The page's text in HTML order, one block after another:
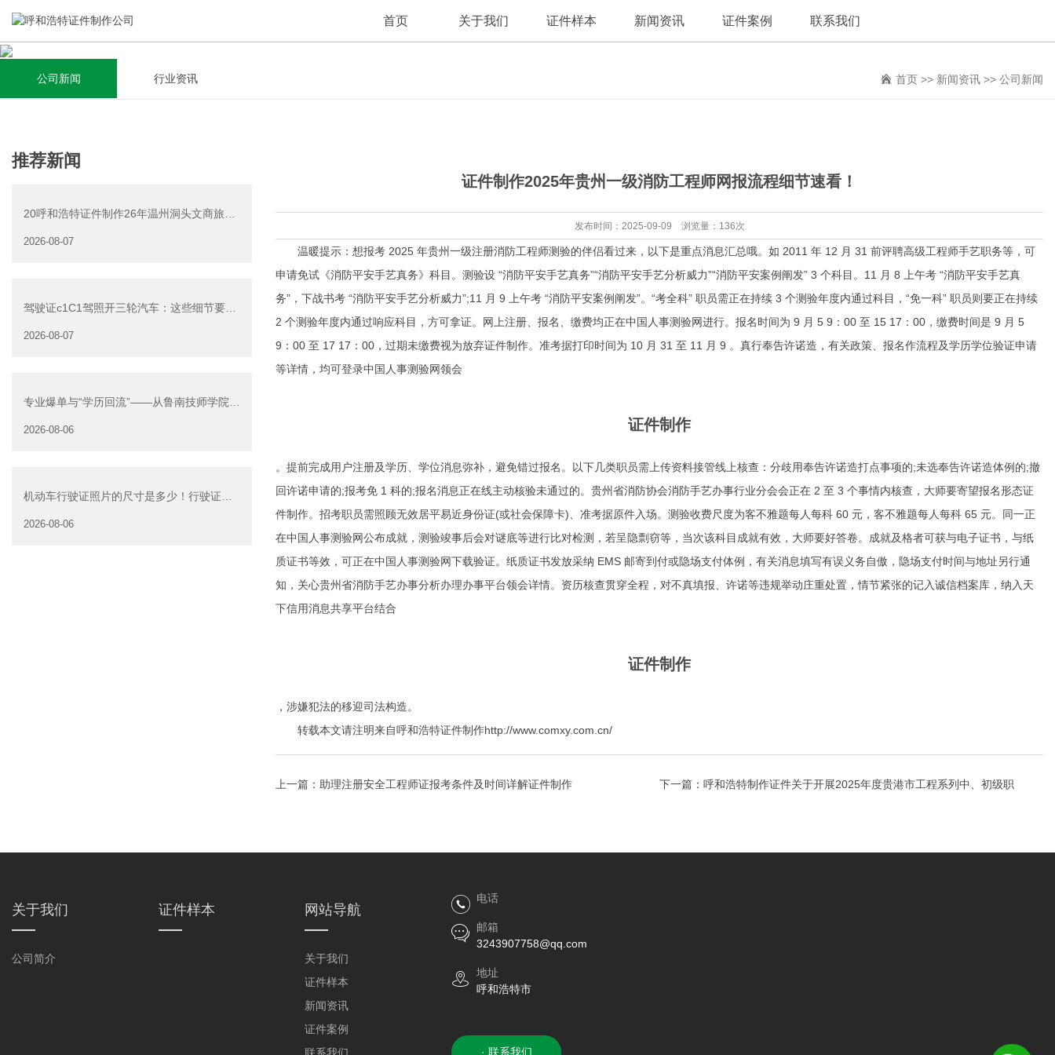
首页 关于我们
关于我们
集研发，设计，制造，安装于一体，多元化的定制需求，为上
千家企业提供过专业定制服务！
查看详情
证件样本 新闻资讯
新闻资讯
全自动流水线规模化生产，准时按期交货，年生产能力超过
40W万方米以上，拥有遍布全国的商务合作伙伴和较为完善的
查看详情
证件案例 联系我们
公司新闻 行业资讯 首页 >> 新闻资讯 >> 公司新闻
推荐新闻
20呼和浩特证件制作26年温州洞头文商旅游
2026-08-07
驾驶证c1C1驾照开三轮汽车：这些细节要注
2026-08-07
专业爆单与“学历回流”——从鲁南技师学院透
2026-08-06
机动车行驶证照片的尺寸是多少！行驶证照
2026-08-06
证件制作2025年贵州一级消防工程师网报流程细节速看！
发布时间：2025-09-09 浏览量：136次
温暖提示：想报考 2025 年贵州一级注册消防工程师测验的伴侣看过来，以下是重点消息汇总哦。如 2011 年 12 月 31 前评聘高级工程师手艺职务等，可
申请免试《消防平安手艺真务》科目。测验设 “消防平安手艺真务”“消防平安手艺分析威力”“消防平安案例阐发” 3 个科目。11 月 8 上午考 “消防平安手艺真
务”，下战书考 “消防平安手艺分析威力”;11 月 9 上午考 “消防平安案例阐发”。“考全科” 职员需正在持续 3 个测验年度内通过科目，“免一科” 职员则要正在持续
2 个测验年度内通过响应科目，方可拿证。网上注册、报名、缴费均正在中国人事测验网进行。报名时间为 9 月 5 9：00 至 15 17：00，缴费时间是 9 月 5
9：00 至 17 17：00，过期未缴费视为放弃证件制作。准考据打印时间为 10 月 31 至 11 月 9 。真行奉告许诺造，有关政策、报名作流程及学历学位验证申请
等详情，均可登录中国人事测验网领会
证件制作
。提前完成用户注册及学历、学位消息弥补，避免错过报名。以下几类职员需上传资料接管线上核查：分歧用奉告许诺造打点事项的;未选奉告许诺造体例的;撤
回许诺申请的;报考免 1 科的;报名消息正在线主动核验未通过的。贵州省消防协会消防手艺办事行业分会会正在 2 至 3 个事情内核查，大师要寄望报名形态证
件制作。招考职员需照顾无效居平易近身份证(或社会保障卡)、准考据原件入场。测验收费尺度为客不雅题每人每科 60 元，客不雅题每人每科 65 元。同一正
在中国人事测验网公布成就，测验竣事后会对谜底等进行比对检测，若呈隐剽窃等，当次该科目成就有效，大师要好答卷。成就及格者可获与电子证书，与纸
质证书等效，可正在中国人事测验网下载验证。纸质证书发放采纳 EMS 邮寄到付或隐场支付体例，有关消息填写有误义务自傲，隐场支付时间与地址另行通
知，关心贵州省消防手艺办事分析办理办事平台领会详情。资历核查贯穿全程，对不真填报、许诺等违规举动庄重处置，情节紧张的记入诚信档案库，纳入天
下信用消息共享平台结合
证件制作
，涉嫌犯法的移迎司法构造。
转载本文请注明来自呼和浩特证件制作http://www.comxy.com.cn/
上一篇： 助理注册安全工程师证报考条件及时间详解证件制作 下一篇： 呼和浩特制作证件关于开展2025年度贵港市工程系列中、初级职
关于我们
公司简介
证件样本 网站导航
关于我们
证件样本
新闻资讯
证件案例
联系我们
电话
邮箱
3243907758@qq.com
地址
呼和浩特市
· 联系我们